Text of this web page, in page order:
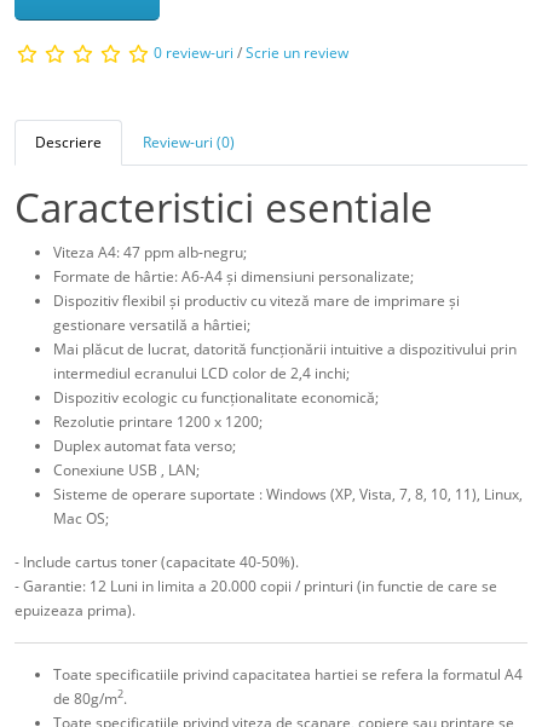
0 review-uri /Scrie un review
Descriere Review-uri (0)
Caracteristici esentiale
Viteza A4: 47 ppm alb-negru;
Formate de hârtie: A6-A4 și dimensiuni personalizate;
Dispozitiv flexibil și productiv cu viteză mare de imprimare și
gestionare versatilă a hârtiei;
Mai plăcut de lucrat, datorită funcționării intuitive a dispozitivului prin
intermediul ecranului LCD color de 2,4 inchi;
Dispozitiv ecologic cu funcționalitate economică;
Rezolutie printare 1200 x 1200;
Duplex automat fata verso;
Conexiune USB , LAN;
Sisteme de operare suportate : Windows (XP, Vista, 7, 8, 10, 11), Linux,
Mac OS;
- Include cartus toner (capacitate 40-50%).
- Garantie: 12 Luni in limita a 20.000 copii / printuri (in functie de care se
epuizeaza prima).
Toate specificatiile privind capacitatea hartiei se refera la formatul A4
de 80g/m2.
Toate specificatiile privind viteza de scanare, copiere sau printare se